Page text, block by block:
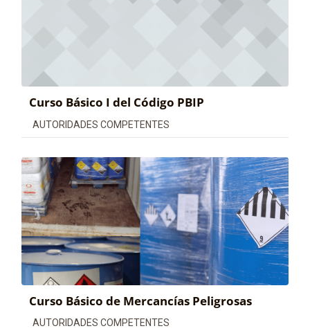
Curso Básico I del Código PBIP
Categoría de cursos
AUTORIDADES COMPETENTES
Curso Básico de Mercancías Peligrosas
Categoría de cursos
AUTORIDADES COMPETENTES